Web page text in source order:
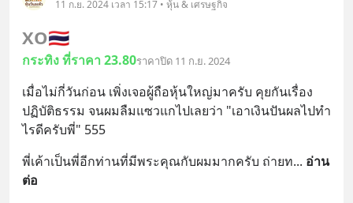
11 ก.ย. 2024 เวลา 15:17 • หุ้น & เศรษฐกิจ
XO🇹🇭
กระทิง ที่ราคา 23.80ราคาปิด 11 ก.ย. 2024
เมื่อไม่กี่วันก่อน เพิ่งเจอผู้ถือหุ้นใหญ่มาครับ คุยกันเรื่อง
ปฏิบัติธรรม จนผมลืมแซวแกไปเลยว่า "เอาเงินปันผลไปทำ
ไรดีครับพี่" 555
พี่เค้าเป็นพี่อีกท่านที่มีพระคุณกับผมมากครับ ถ่ายท... อ่าน
ต่อ